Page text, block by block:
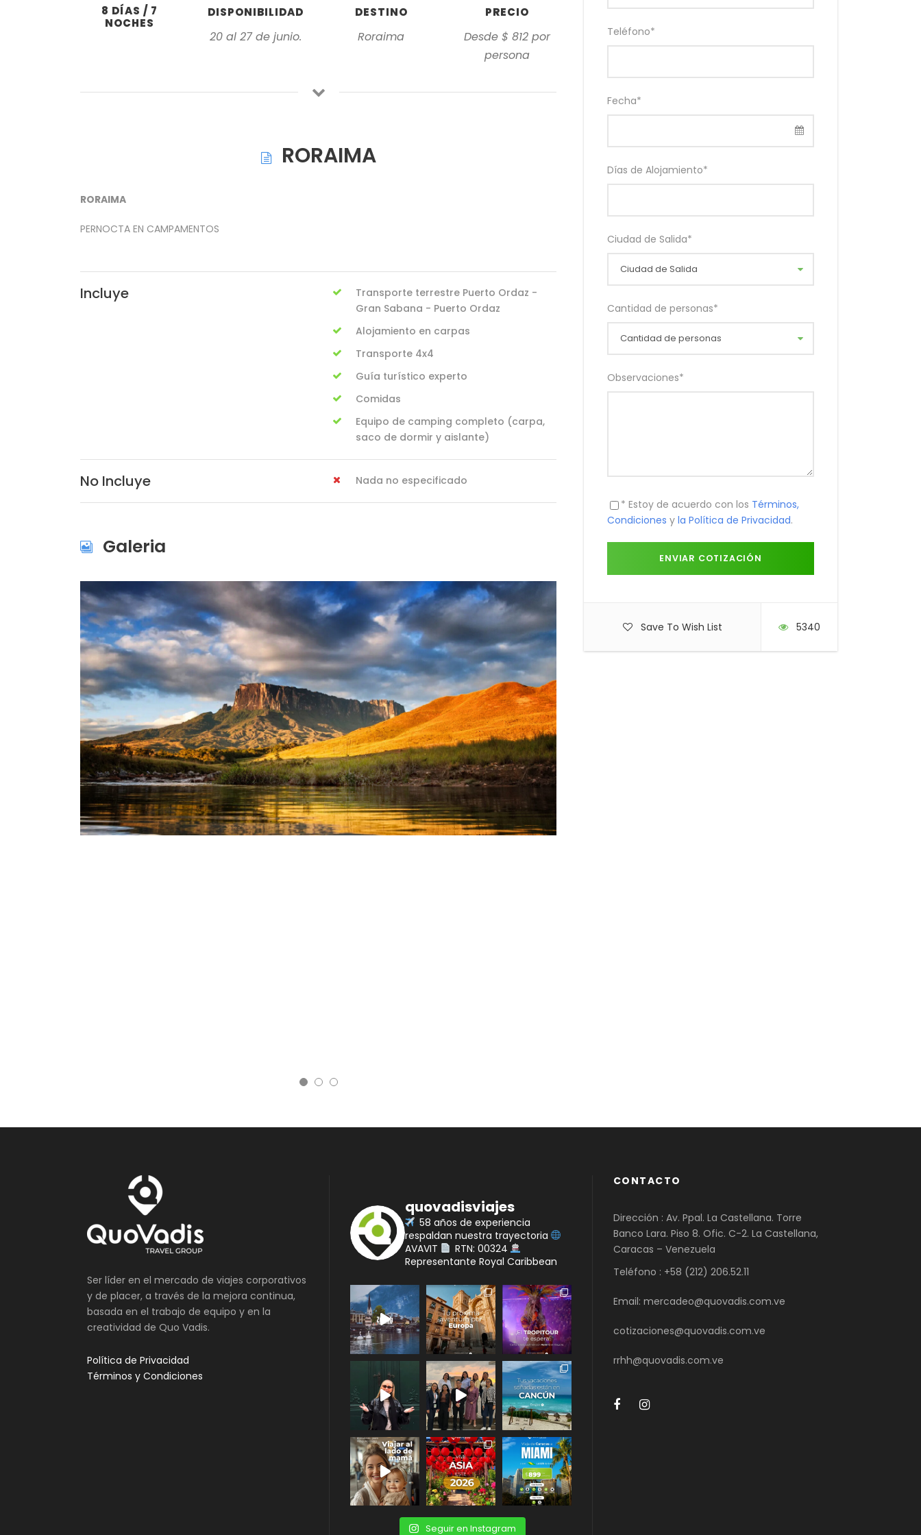
Teléfono*
Fecha*
Días de Alojamiento*
Ciudad de Salida*
Cantidad de personas*
Observaciones*
* Estoy de acuerdo con los Términos,
Condiciones y la Política de Privacidad.
Save To Wish List 5340
8 DÍAS / 7
NOCHES
DISPONIBILIDAD
20 al 27 de junio.
DESTINO
Roraima
PRECIO
Desde $ 812 por
persona
RORAIMA
RORAIMA
PERNOCTA EN CAMPAMENTOS
Incluye
Transporte terrestre Puerto Ordaz -
Gran Sabana - Puerto Ordaz
Alojamiento en carpas
Transporte 4x4
Guía turístico experto
Comidas
Equipo de camping completo (carpa,
saco de dormir y aislante)
No Incluye Nada no especificado
Galeria
Ser líder en el mercado de viajes corporativos
y de placer, a través de la mejora continua,
basada en el trabajo de equipo y en la
creatividad de Quo Vadis.
Política de Privacidad
Términos y Condiciones
quovadisviajes
58 años de experiencia
respaldan nuestra trayectoria
AVAVIT
RTN: 00324
Representante Royal Caribbean
Seguir en Instagram
CONTACTO
Dirección : Av. Ppal. La Castellana. Torre
Banco Lara. Piso 8. Ofic. C-2. La Castellana,
Caracas – Venezuela
Teléfono : +58 (212) 206.52.11
Email: mercadeo@quovadis.com.ve
cotizaciones@quovadis.com.ve
rrhh@quovadis.com.ve